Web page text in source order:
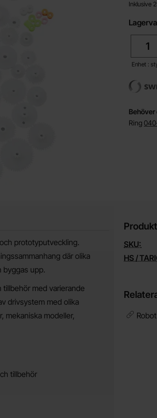
Inklusive
Enhet
Behöver
Ring
prototyputveckling.
där olika
byggas upp.
med varierande
drivsystem med olika
mekaniska modeller,
tillbehör
SKU:
HS /